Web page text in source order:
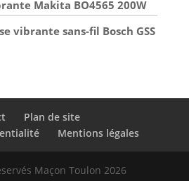
Makita BO4565 200W
vibrante sans-fil Bosch GSS
Plan de site
Mentions légales
Maçon Toulon 2026